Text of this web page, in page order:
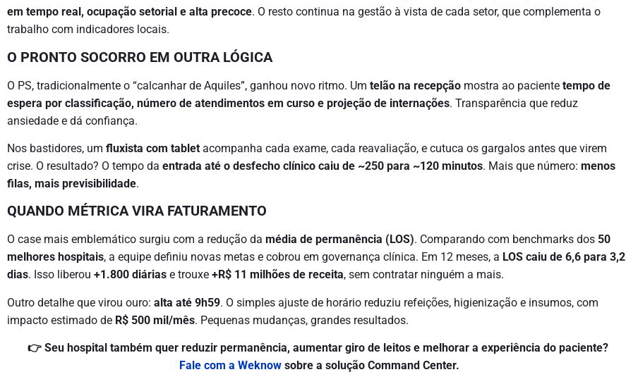
em tempo real, ocupação setorial e alta precoce. O resto continua na gestão à vista de cada setor, que complementa o
trabalho com indicadores locais.
O PRONTO SOCORRO EM OUTRA LÓGICA
O PS, tradicionalmente o “calcanhar de Aquiles”, ganhou novo ritmo. Um telão na recepção mostra ao paciente tempo de
espera por classificação, número de atendimentos em curso e projeção de internações. Transparência que reduz
ansiedade e dá confiança.
Nos bastidores, um fluxista com tablet acompanha cada exame, cada reavaliação, e cutuca os gargalos antes que virem
crise. O resultado? O tempo da entrada até o desfecho clínico caiu de ~250 para ~120 minutos. Mais que número: menos
filas, mais previsibilidade.
QUANDO MÉTRICA VIRA FATURAMENTO
O case mais emblemático surgiu com a redução da média de permanência (LOS). Comparando com benchmarks dos 50
melhores hospitais, a equipe definiu novas metas e cobrou em governança clínica. Em 12 meses, a LOS caiu de 6,6 para 3,2
dias. Isso liberou +1.800 diárias e trouxe +R$ 11 milhões de receita, sem contratar ninguém a mais.
Outro detalhe que virou ouro: alta até 9h59. O simples ajuste de horário reduziu refeições, higienização e insumos, com
impacto estimado de R$ 500 mil/mês. Pequenas mudanças, grandes resultados.
👉 Seu hospital também quer reduzir permanência, aumentar giro de leitos e melhorar a experiência do paciente?
Fale com a Weknow sobre a solução Command Center.